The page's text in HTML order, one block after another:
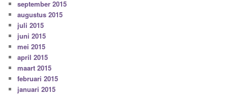
september 2015
augustus 2015
juli 2015
juni 2015
mei 2015
april 2015
maart 2015
februari 2015
januari 2015